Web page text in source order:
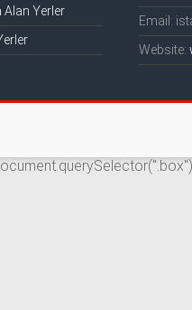
Alan Yerler
Email:
Website: